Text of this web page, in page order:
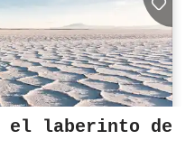
el laberinto de